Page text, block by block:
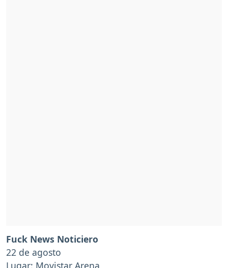
Fuck News Noticiero
22 de agosto
Lugar: Movistar Arena